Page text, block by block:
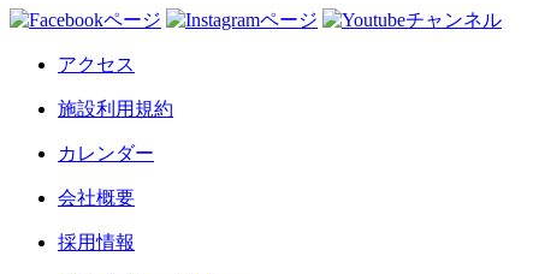
アクセス
施設利用規約
カレンダー
会社概要
採用情報